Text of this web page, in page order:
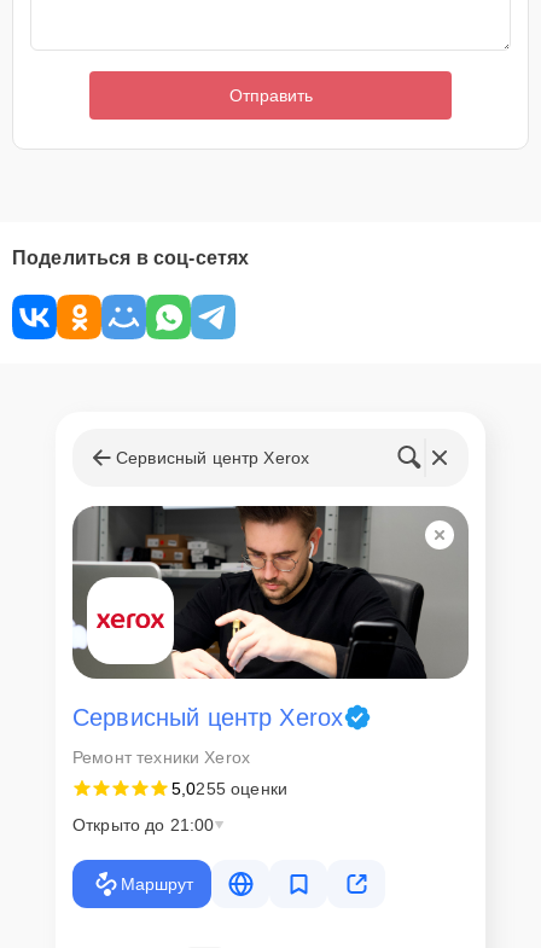
Отправить
Поделиться в соц-сетях
Сервисный центр Xerox
Сервисный центр Xerox
Ремонт техники Xerox
5,0255 оценки
Открыто до 21:00
Маршрут